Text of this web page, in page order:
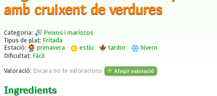
amb cruixent de verdures
Categoria:
Peixos i mariscos
Tipus de plat: Fritada
Estació:
primavera estiu tardor
hivern
Dificultat: Fàcil
Valoració: Encara no te valoracions Afegir valoració
Ingredients